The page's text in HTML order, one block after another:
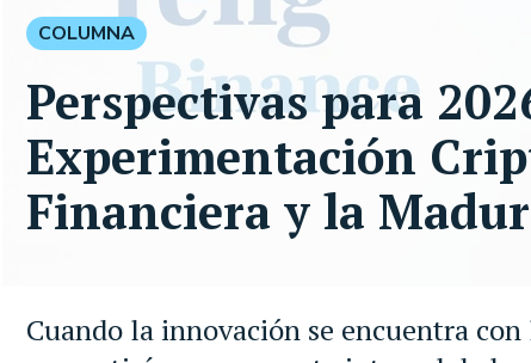
Cuando la innovación se encuentra
COLUMNA
Perspectivas para
Experimentación
Financiera y la